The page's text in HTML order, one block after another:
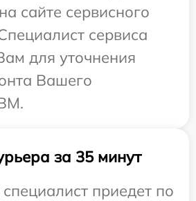
сайте сервисного
сервиса
для уточнения
Вашего
за 35 минут
приедет по